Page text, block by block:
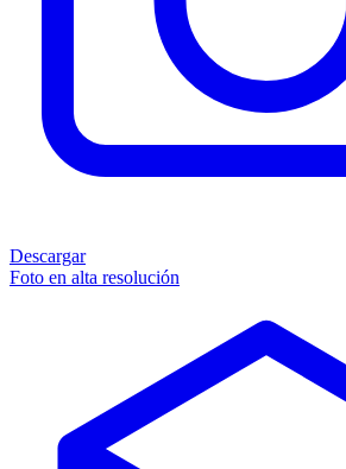
Descargar
Foto en alta resolución